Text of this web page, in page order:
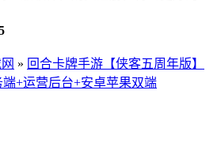
» 回合卡牌手游【侠客五周年版】
端+运营后台+安卓苹果双端